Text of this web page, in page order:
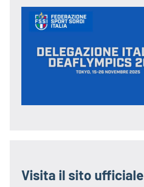
Visita il sito ufficiale